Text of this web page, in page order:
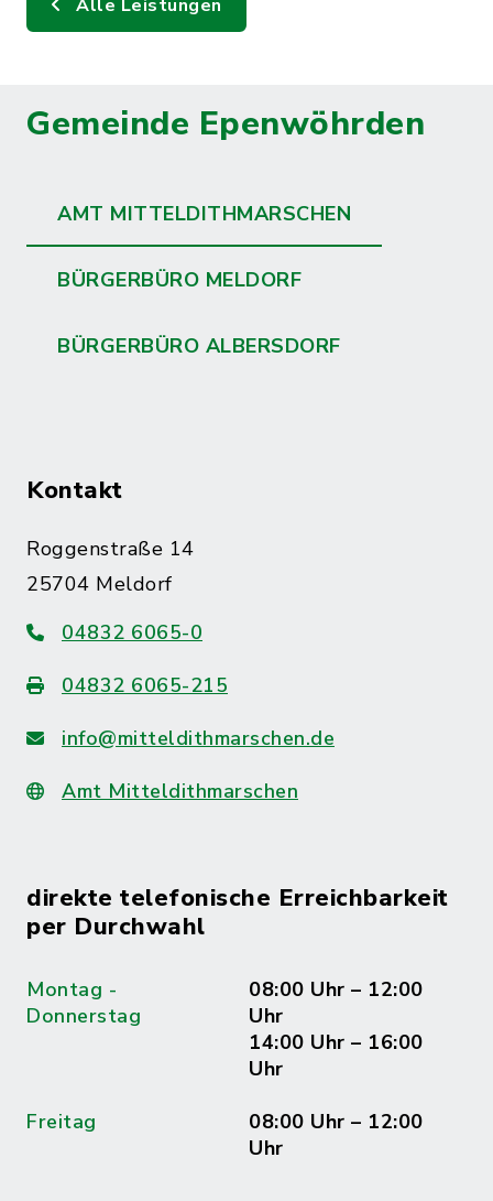
Alle Leistungen
Gemeinde Epenwöhrden
AMT MITTELDITHMARSCHEN
BÜRGERBÜRO MELDORF
BÜRGERBÜRO ALBERSDORF
Kontakt
Roggenstraße 14
25704 Meldorf
04832 6065-0
04832 6065-215
info@mitteldithmarschen.de
Amt Mitteldithmarschen
direkte telefonische Erreichbarkeit
per Durchwahl
Montag -
Donnerstag
08:00 Uhr – 12:00
Uhr
14:00 Uhr – 16:00
Uhr
Freitag
08:00 Uhr – 12:00
Uhr